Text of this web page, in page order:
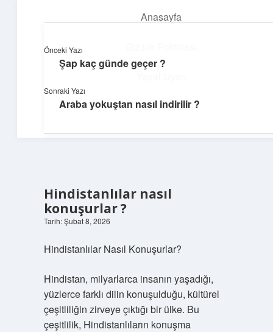
Anasayfa
Hakkımızda
Huzurlu Yaşam Tüyoları
Hayatına ferahlık katan öneriler!
Hindistanlılar nasıl
konuşurlar ?
Tarih: Şubat 8, 2026
Hindistanlılar Nasıl Konuşurlar?
Hindistan, milyarlarca insanın yaşadığı,
yüzlerce farklı dilin konuşulduğu, kültürel
çeşitliliğin zirveye çıktığı bir ülke. Bu
çeşitlilik, Hindistanlıların konuşma
Önceki Yazı
Şap kaç günde geçer ?
Sonraki Yazı
Araba yokuştan nasıl indirilir ?